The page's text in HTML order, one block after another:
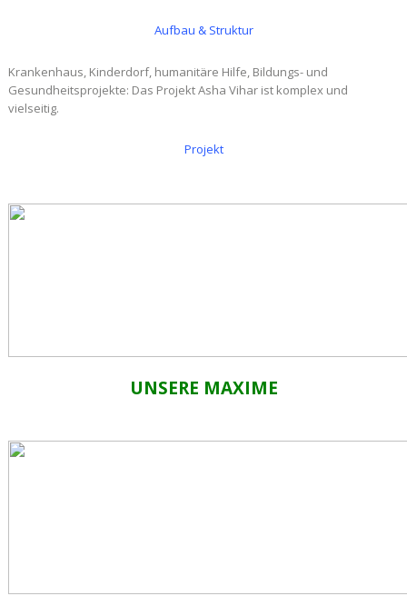
Aufbau & Struktur
Krankenhaus, Kinderdorf, humanitäre Hilfe, Bildungs- und
Gesundheitsprojekte: Das Projekt Asha Vihar ist komplex und
vielseitig.
Projekt
UNSERE MAXIME